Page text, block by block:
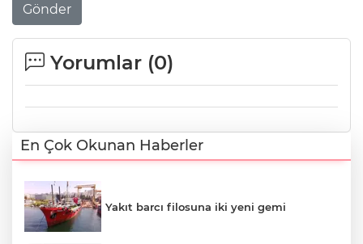
Gönder
Yorumlar (0)
En Çok Okunan Haberler
Yakıt barcı filosuna iki yeni gemi